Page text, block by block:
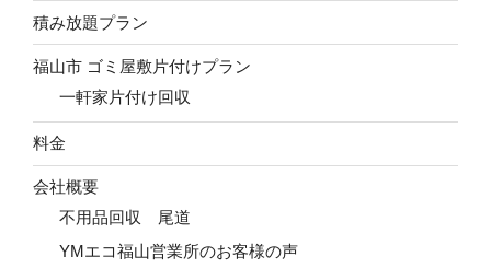
積み放題プラン
福山市 ゴミ屋敷片付けプラン
一軒家片付け回収
料金
会社概要
不用品回収 尾道
YMエコ福山営業所のお客様の声